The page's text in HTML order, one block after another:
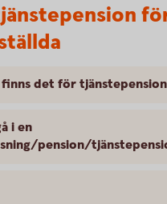
det för
i en
pension/